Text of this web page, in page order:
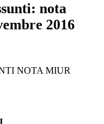
nota
2016
NOTA MIUR